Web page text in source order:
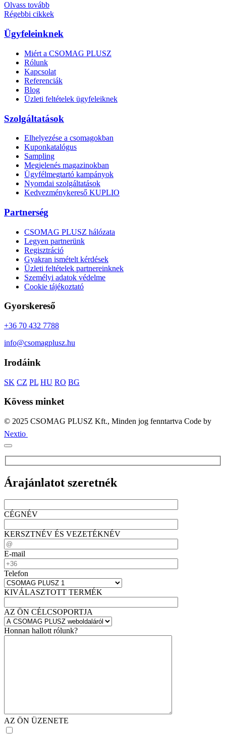
Olvass tovább
Régebbi cikkek
Ügyfeleinknek
Miért a CSOMAG PLUSZ
Rólunk
Kapcsolat
Referenciák
Blog
Üzleti feltételek ügyfeleiknek
Szolgáltatások
Elhelyezése a csomagokban
Kuponkatalógus
Sampling
Megjelenés magazinokban
Ügyfélmegtartó kampányok
Nyomdai szolgáltatások
Kedvezménykereső KUPLIO
Partnerség
CSOMAG PLUSZ hálózata
Legyen partnerünk
Regisztráció
Gyakran ismételt kérdések
Üzleti feltételek partnereinknek
Személyi adatok védelme
Cookie tájékoztató
Gyorskereső
+36 70 432 7788
info@csomagplusz.hu
Irodáink
SK CZ PL HU RO BG
Kövess minket
© 2025 CSOMAG PLUSZ Kft., Minden jog fenntartva Code by
Nextio
Árajánlatot szeretnék
CÉGNÉV
KERSZTNÉV ÉS VEZETÉKNÉV
E-mail
Telefon
KIVÁLASZTOTT TERMÉK
AZ ÖN CÉLCSOPORTJA
Honnan hallott rólunk?
AZ ÖN ÜZENETE